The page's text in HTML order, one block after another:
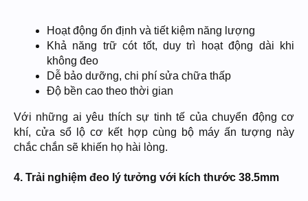
Hoạt động ổn định và tiết kiệm năng lượng
Khả năng trữ cót tốt, duy trì hoạt động dài khi
không đeo
Dễ bảo dưỡng, chi phí sửa chữa thấp
Độ bền cao theo thời gian
Với những ai yêu thích sự tinh tế của chuyển động cơ
khí, cửa sổ lộ cơ kết hợp cùng bộ máy ấn tượng này
chắc chắn sẽ khiến họ hài lòng.
4. Trải nghiệm đeo lý tưởng với kích thước 38.5mm